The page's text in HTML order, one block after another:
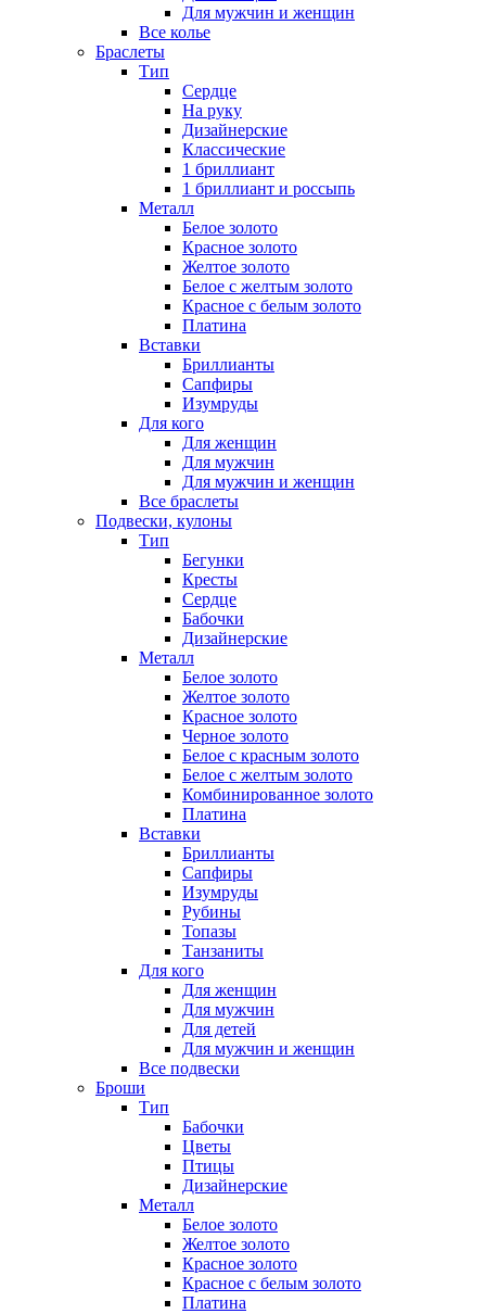
Для мужчин и женщин
Все колье
Браслеты
Тип
Сердце
На руку
Дизайнерские
Классические
1 бриллиант
1 бриллиант и россыпь
Металл
Белое золото
Красное золото
Желтое золото
Белое с желтым золото
Красное с белым золото
Платина
Вставки
Бриллианты
Сапфиры
Изумруды
Для кого
Для женщин
Для мужчин
Для мужчин и женщин
Все браслеты
Подвески, кулоны
Тип
Бегунки
Кресты
Сердце
Бабочки
Дизайнерские
Металл
Белое золото
Желтое золото
Красное золото
Черное золото
Белое с красным золото
Белое с желтым золото
Комбинированное золото
Платина
Вставки
Бриллианты
Сапфиры
Изумруды
Рубины
Топазы
Танзаниты
Для кого
Для женщин
Для мужчин
Для детей
Для мужчин и женщин
Все подвески
Броши
Тип
Бабочки
Цветы
Птицы
Дизайнерские
Металл
Белое золото
Желтое золото
Красное золото
Красное с белым золото
Платина